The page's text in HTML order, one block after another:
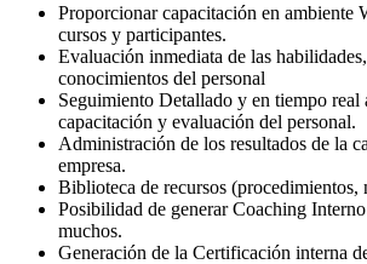
Proporcionar capacitación en ambiente
cursos y participantes.
Evaluación inmediata de las
conocimientos del personal
Seguimiento Detallado y en tiempo real
capacitación y evaluación del personal.
Administración de los resultados de la
empresa.
Biblioteca de recursos (procedimientos,
Posibilidad de generar Coaching
muchos.
Generación de la Certificación interna